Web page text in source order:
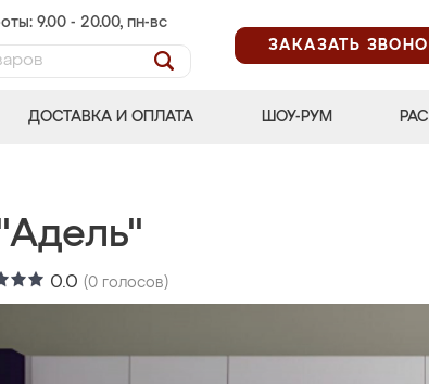
9.00 - 20.00, пн-вс
ЗАКАЗАТЬ
ДОСТАВКА И ОПЛАТА ШОУ-РУМ
0.0 (0 голосов)